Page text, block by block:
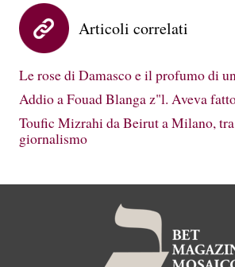
Articoli correlati
Le rose di Damasco e il profumo di
Addio a Fouad Blanga z"l. Aveva
Toufic Mizrahi da Beirut a Milano,
giornalismo